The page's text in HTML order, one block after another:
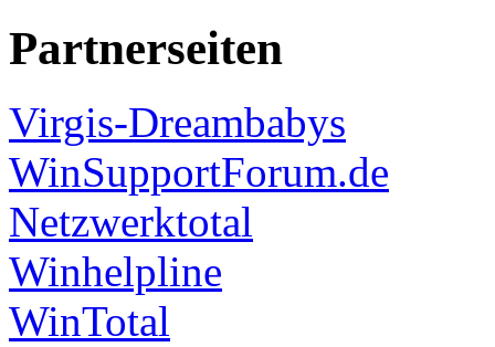
Partnerseiten
Virgis-Dreambabys
WinSupportForum.de
Netzwerktotal
Winhelpline
WinTotal